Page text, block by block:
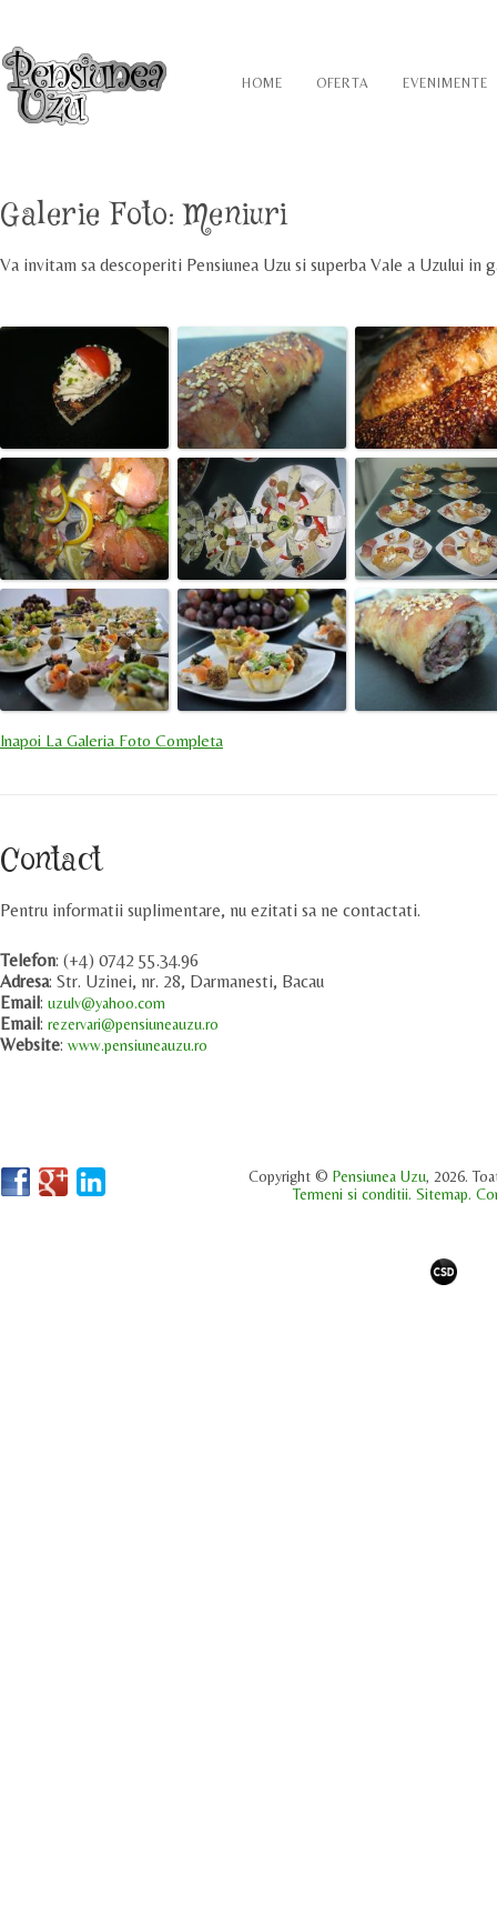
HOME OFERTA EVENIMENTE
Galerie Foto:Meniuri
Va invitam sa descoperiti Pensiunea Uzu si superba Vale a Uzului in
Inapoi La Galeria Foto Completa
Contact
Pentru informatii suplimentare, nu ezitati sa ne contactati.
Telefon: (+4) 0742 55.34.96
Adresa: Str. Uzinei, nr. 28, Darmanesti, Bacau
Email: uzulv@yahoo.com
Email: rezervari@pensiuneauzu.ro
Website: www.pensiuneauzu.ro
Copyright © Pensiunea Uzu, 2026.
Termeni si conditii. Sitemap.